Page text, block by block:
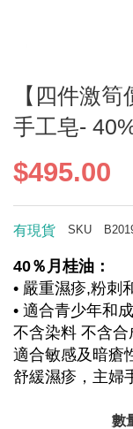
【四件激
手工皂-
$495.00
有現貨 SKU
40％月桂油：
• 嚴重濕疹,粉刺
• 適合青少年和
不含染料 不含
適合敏感及暗瘡
舒緩濕疹，主婦
數
Skip
the
beginning
the
images